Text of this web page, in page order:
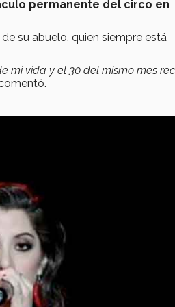
permanente del circo en
su abuelo, quien siempre está
mi vida y el 30 del mismo mes